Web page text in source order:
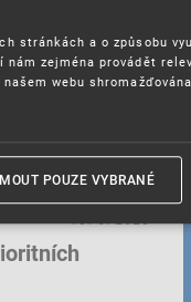
se mimo
zemích
18. 5. 2026
stránkách a o způsobu
zejména provádět
webu
POUZE VYBRANÉ